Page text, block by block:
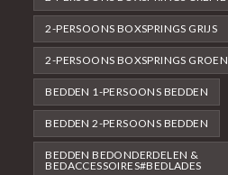
2-PERSOONS BOXSPRINGS GRIJS
2-PERSOONS BOXSPRINGS GROEN
BEDDEN 1-PERSOONS BEDDEN
BEDDEN 2-PERSOONS BEDDEN
BEDDEN BEDONDERDELEN &
BEDACCESSOIRES#BEDLADES